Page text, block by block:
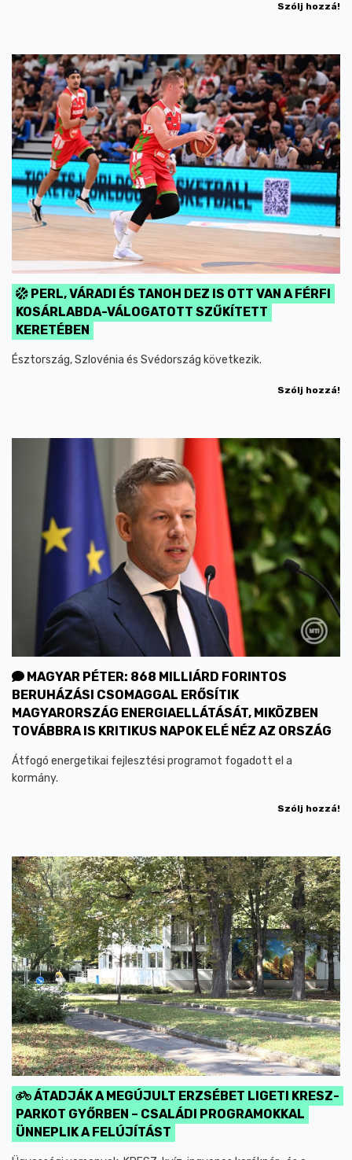
Szólj hozzá!
PERL, VÁRADI ÉS TANOH DEZ IS OTT VAN A FÉRFI
KOSÁRLABDA-VÁLOGATOTT SZŰKÍTETT
KERETÉBEN
Észtország, Szlovénia és Svédország következik.
Szólj hozzá!
MAGYAR PÉTER: 868 MILLIÁRD FORINTOS
BERUHÁZÁSI CSOMAGGAL ERŐSÍTIK
MAGYARORSZÁG ENERGIAELLÁTÁSÁT, MIKÖZBEN
TOVÁBBRA IS KRITIKUS NAPOK ELÉ NÉZ AZ ORSZÁG
Átfogó energetikai fejlesztési programot fogadott el a
kormány.
Szólj hozzá!
ÁTADJÁK A MEGÚJULT ERZSÉBET LIGETI KRESZ-
PARKOT GYŐRBEN – CSALÁDI PROGRAMOKKAL
ÜNNEPLIK A FELÚJÍTÁST